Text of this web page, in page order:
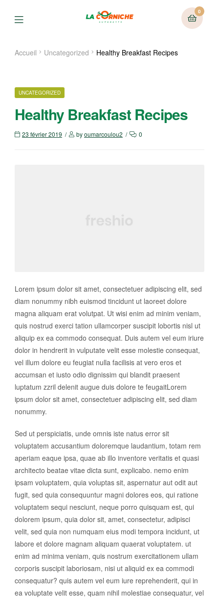
0
Menu
Accueil Uncategorized Healthy Breakfast Recipes
CATEGORIES
UNCATEGORIZED
Healthy Breakfast Recipes
23 février 2019 byoumarcoulou2 0
Lorem ipsum dolor sit amet, consectetuer adipiscing elit, sed
diam nonummy nibh euismod tincidunt ut laoreet dolore
magna aliquam erat volutpat. Ut wisi enim ad minim veniam,
quis nostrud exerci tation ullamcorper suscipit lobortis nisl ut
aliquip ex ea commodo consequat. Duis autem vel eum iriure
dolor in hendrerit in vulputate velit esse molestie consequat,
vel illum dolore eu feugiat nulla facilisis at vero eros et
accumsan et iusto odio dignissim qui blandit praesent
luptatum zzril delenit augue duis dolore te feugaitLorem
ipsum dolor sit amet, consectetuer adipiscing elit, sed diam
nonummy.
Sed ut perspiciatis, unde omnis iste natus error sit
voluptatem accusantium doloremque laudantium, totam rem
aperiam eaque ipsa, quae ab illo inventore veritatis et quasi
architecto beatae vitae dicta sunt, explicabo. nemo enim
ipsam voluptatem, quia voluptas sit, aspernatur aut odit aut
fugit, sed quia consequuntur magni dolores eos, qui ratione
voluptatem sequi nesciunt, neque porro quisquam est, qui
dolorem ipsum, quia dolor sit, amet, consectetur, adipisci
velit, sed quia non numquam eius modi tempora incidunt, ut
labore et dolore magnam aliquam quaerat voluptatem. ut
enim ad minima veniam, quis nostrum exercitationem ullam
corporis suscipit laboriosam, nisi ut aliquid ex ea commodi
consequatur? quis autem vel eum iure reprehenderit, qui in
ea voluptate velit esse, quam nihil molestiae consequatur, vel